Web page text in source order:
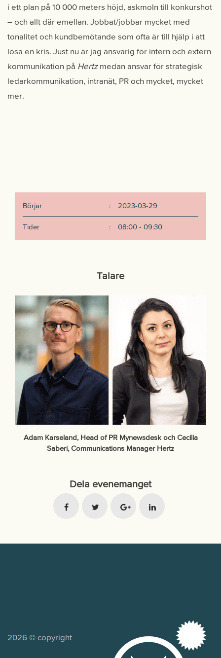
i ett plan på 10 000 meters höjd, askmoln till konkurshot
– och allt där emellan. Jobbat/jobbar mycket med
tonalitet och kundbemötande som ofta är till hjälp i att
lösa en kris. Just nu är jag ansvarig för intern och extern
kommunikation på Hertzmedan ansvar för strategisk
ledarkommunikation, intranät, PR och mycket, mycket
mer.
Börjar : 2023-03-29
Tider : 08:00 - 09:30
Talare
Adam Karseland, Head of PR Mynewsdesk och Cecilia
Saberi, Communications Manager Hertz
Dela evenemanget
2026 © copyright